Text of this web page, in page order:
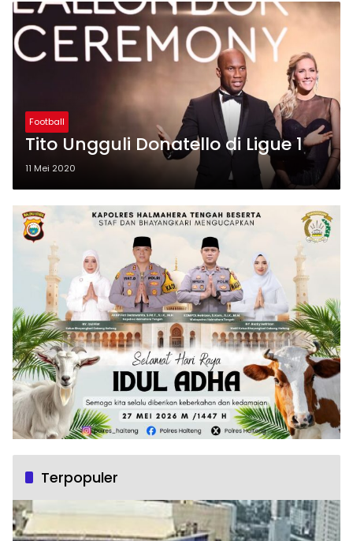
Football
Tito Ungguli Donatello di Ligue 1
11 Mei 2020
Terpopuler